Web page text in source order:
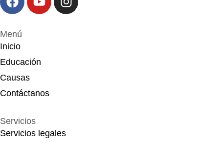
Menú
Inicio
Educación
Causas
Contáctanos
Servicios
Servicios legales